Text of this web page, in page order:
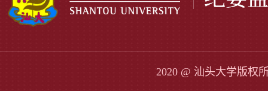
2020 @ 汕头大学版权